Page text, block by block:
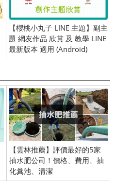
【櫻桃小丸子 LINE 主題】副主
題 網友作品 欣賞 及 教學 LINE
最新版本 適用 (Android)
【雲林推薦】評價最好的5家
抽水肥公司！價格、費用、抽
化糞池、清潔